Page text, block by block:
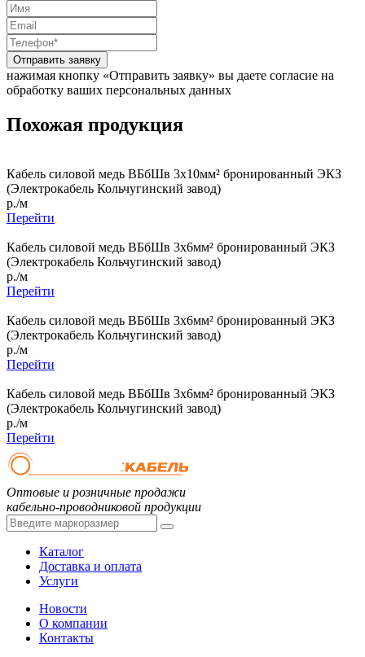
Отправить заявку
нажимая кнопку «Отправить заявку» вы даете согласие на
обработку ваших персональных данных
Похожая продукция
Кабель силовой медь ВБбШв 3x10мм² бронированный ЭКЗ
(Электрокабель Кольчугинский завод)
р./м
Перейти
Кабель силовой медь ВБбШв 3x6мм² бронированный ЭКЗ
(Электрокабель Кольчугинский завод)
р./м
Перейти
Кабель силовой медь ВБбШв 3x6мм² бронированный ЭКЗ
(Электрокабель Кольчугинский завод)
р./м
Перейти
Кабель силовой медь ВБбШв 3x6мм² бронированный ЭКЗ
(Электрокабель Кольчугинский завод)
р./м
Перейти
Оптовые и розничные продажи
кабельно-проводниковой продукции
Каталог
Доставка и оплата
Услуги
Новости
О компании
Контакты